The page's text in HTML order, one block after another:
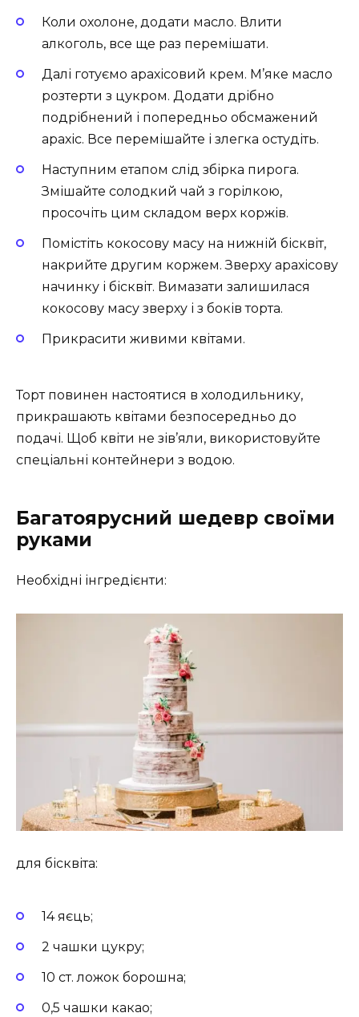
Коли охолоне, додати масло. Влити
алкоголь, все ще раз перемішати.
Далі готуємо арахісовий крем. М’яке масло
розтерти з цукром. Додати дрібно
подрібнений і попередньо обсмажений
арахіс. Все перемішайте і злегка остудіть.
Наступним етапом слід збірка пирога.
Змішайте солодкий чай з горілкою,
просочіть цим складом верх коржів.
Помістіть кокосову масу на нижній бісквіт,
накрийте другим коржем. Зверху арахісову
начинку і бісквіт. Вимазати залишилася
кокосову масу зверху і з боків торта.
Прикрасити живими квітами.
Торт повинен настоятися в холодильнику,
прикрашають квітами безпосередньо до
подачі. Щоб квіти не зів’яли, використовуйте
спеціальні контейнери з водою.
Багатоярусний шедевр своїми
руками
Необхідні інгредієнти:
для бісквіта:
14 яєць;
2 чашки цукру;
10 ст. ложок борошна;
0,5 чашки какао;